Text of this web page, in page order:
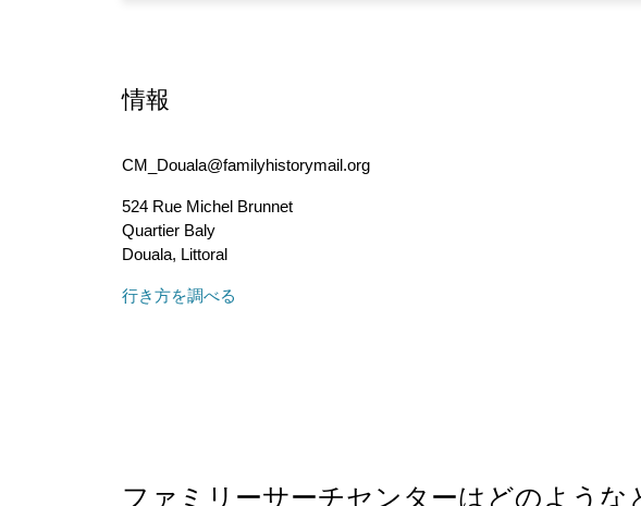
情報
CM_Douala@familyhistorymail.org
524 Rue Michel Brunnet
Quartier Baly
Douala, Littoral
行き方を調べる
ファミリーサーチセンターはどのような